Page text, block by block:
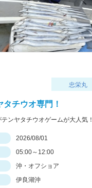
忠栄丸
チウオ専門！
ンヤタチウオゲームが大人気！
2026/08/01
05:00～12:00
沖・オフショア
伊良湖沖